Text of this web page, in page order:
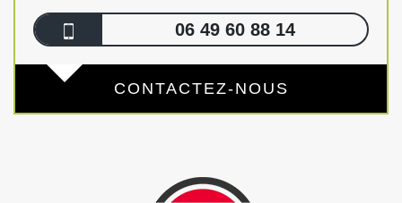
06 49 60 88 14
CONTACTEZ-NOUS